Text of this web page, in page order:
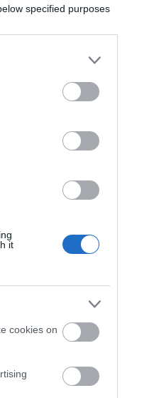
specified purposes
it
cookies on